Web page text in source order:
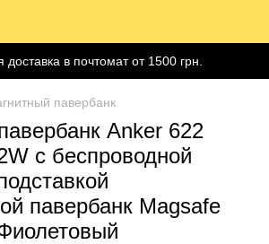
доставка в почтомат от 1500 грн.
павербанк
Anker 622
с беспроводной
павербанк Magsafe